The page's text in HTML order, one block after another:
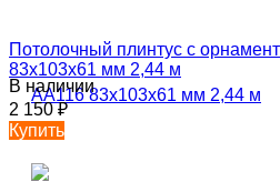
Потолочный плинтус с
83х103х61 мм 2,44 м
В наличии
2 150₽
Купить